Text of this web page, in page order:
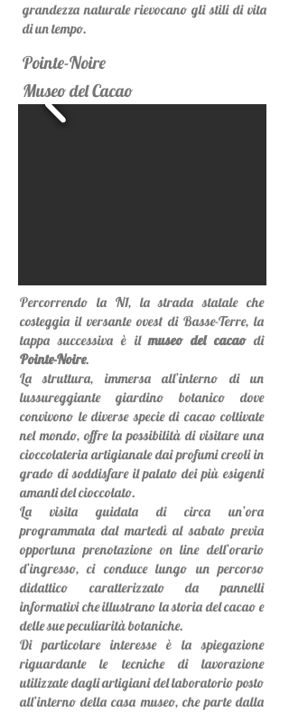
grandezza naturale rievocano gli stili di vita
di un tempo.
Pointe-Noire
Museo del Cacao
Percorrendo la N1, la strada statale che
costeggia il versante ovest di Basse-Terre, la
tappa successiva è ilmuseo del cacaodi
Pointe-Noire.
La struttura, immersa all’interno di un
lussureggiante giardino botanico dove
convivono le diverse specie di cacao coltivate
nel mondo, offre la possibilità di visitare una
cioccolateria artigianale dai profumi creoli in
grado di soddisfare il palato dei più esigenti
amanti del cioccolato.
La visita guidata di circa un’ora
programmata dal martedì al sabato previa
opportuna prenotazione on line dell’orario
d’ingresso, ci conduce lungo un percorso
didattico caratterizzato da pannelli
informativi che illustrano la storia del cacao e
delle sue peculiarità botaniche.
Di particolare interesse è la spiegazione
riguardante le tecniche di lavorazione
utilizzate dagli artigiani del laboratorio posto
all’interno della casa museo, che parte dalla